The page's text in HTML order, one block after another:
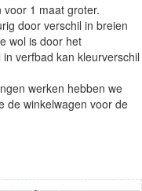
voor 1 maat groter.
door verschil in breien
wol is door het
verfbad kan kleurverschil
werken hebben we
de winkelwagen voor de